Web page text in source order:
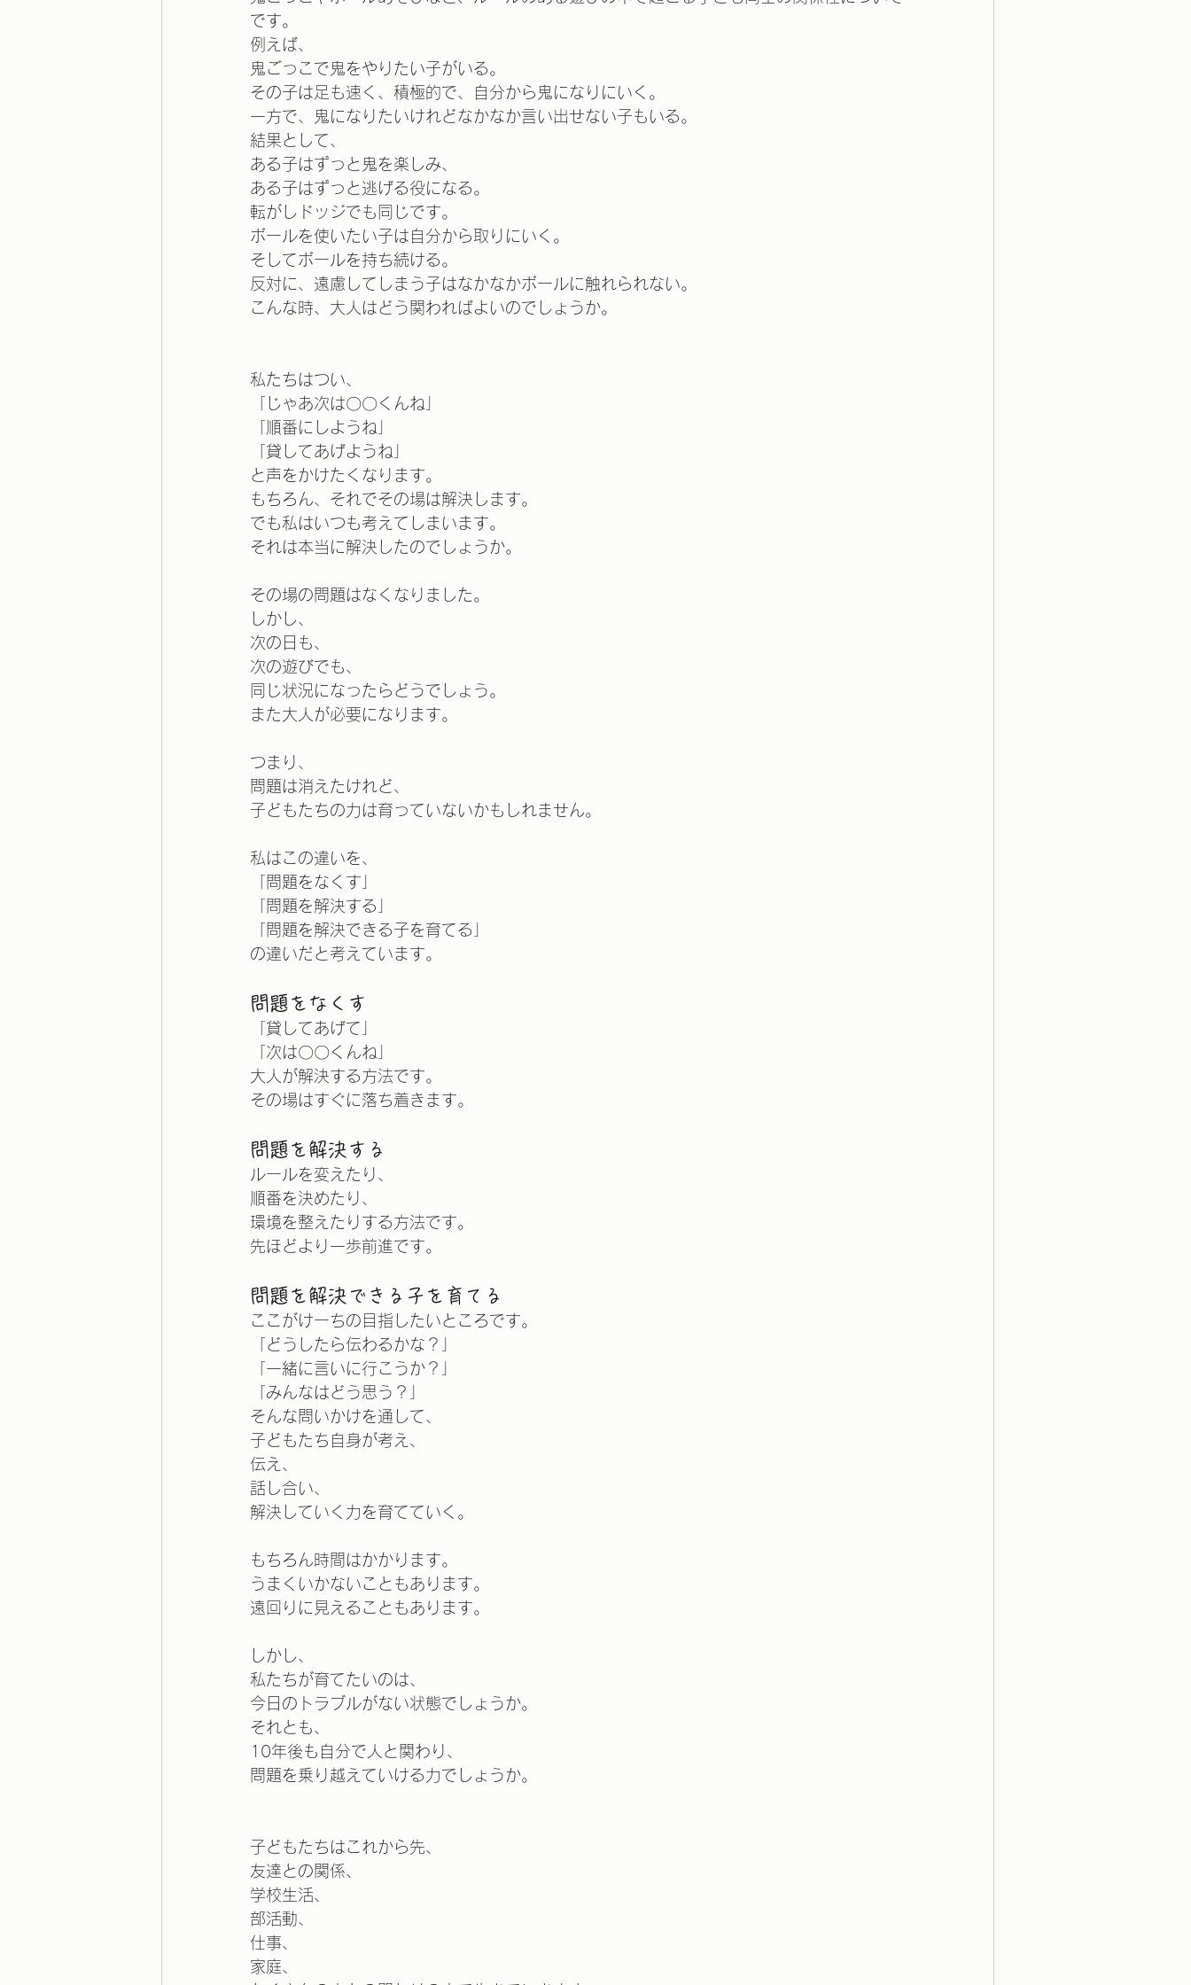
です。
例えば、
鬼ごっこで鬼をやりたい子がいる。
その子は足も速く、積極的で、自分から鬼になりにいく。
一方で、鬼になりたいけれどなかなか言い出せない子もいる。
結果として、
ある子はずっと鬼を楽しみ、
ある子はずっと逃げる役になる。
転がしドッジでも同じです。
ボールを使いたい子は自分から取りにいく。
そしてボールを持ち続ける。
反対に、遠慮してしまう子はなかなかボールに触れられない。
こんな時、大人はどう関わればよいのでしょうか。
私たちはつい、
「じゃあ次は〇〇くんね」
「順番にしようね」
「貸してあげようね」
と声をかけたくなります。
もちろん、それでその場は解決します。
でも私はいつも考えてしまいます。
それは本当に解決したのでしょうか。
その場の問題はなくなりました。
しかし、
次の日も、
次の遊びでも、
同じ状況になったらどうでしょう。
また大人が必要になります。
つまり、
問題は消えたけれど、
子どもたちの力は育っていないかもしれません。
私はこの違いを、
「問題をなくす」
「問題を解決する」
「問題を解決できる子を育てる」
の違いだと考えています。
問題をなくす
「貸してあげて」
「次は〇〇くんね」
大人が解決する方法です。
その場はすぐに落ち着きます。
問題を解決する
ルールを変えたり、
順番を決めたり、
環境を整えたりする方法です。
先ほどより一歩前進です。
問題を解決できる子を育てる
ここがけーちの目指したいところです。
「どうしたら伝わるかな？」
「一緒に言いに行こうか？」
「みんなはどう思う？」
そんな問いかけを通して、
子どもたち自身が考え、
伝え、
話し合い、
解決していく力を育てていく。
もちろん時間はかかります。
うまくいかないこともあります。
遠回りに見えることもあります。
しかし、
私たちが育てたいのは、
今日のトラブルがない状態でしょうか。
それとも、
10年後も自分で人と関わり、
問題を乗り越えていける力でしょうか。
子どもたちはこれから先、
友達との関係、
学校生活、
部活動、
仕事、
家庭、